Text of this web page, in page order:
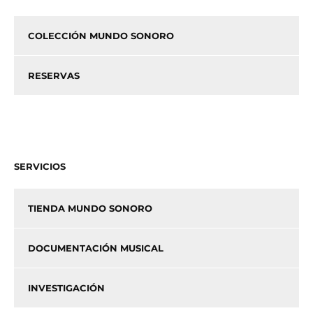
COLECCIÓN MUNDO SONORO
RESERVAS
SERVICIOS
TIENDA MUNDO SONORO
DOCUMENTACIÓN MUSICAL
INVESTIGACIÓN